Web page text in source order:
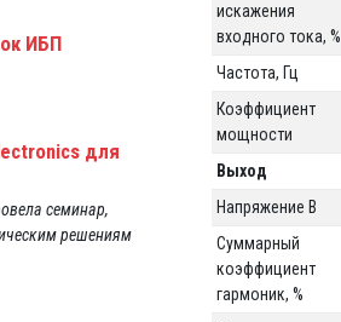
ИБП
для
семинар,
решениям
искажения
входного тока, %
Частота, Гц
Коэффициент
мощности
Выход
Напряжение В
Суммарный
коэффициент
гармоник, %